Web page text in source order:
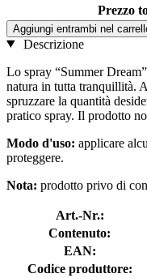
Prezzo
Aggiungi entrambi nel
Descrizione
Lo spray “Summer
natura in tutta tranquillità.
spruzzare la quantità
pratico spray. Il prodotto
Modo d'uso: applicare
proteggere.
Nota: prodotto privo di
Art.-Nr.:
Contenuto:
EAN:
Codice produttore: